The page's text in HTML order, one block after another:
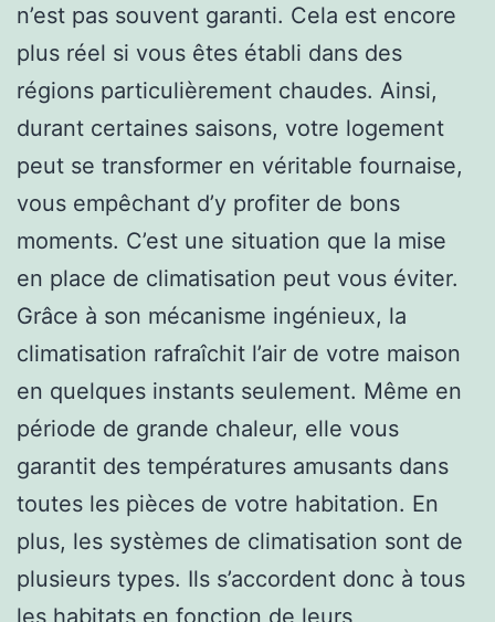
n’est pas souvent garanti. Cela est encore
plus réel si vous êtes établi dans des
régions particulièrement chaudes. Ainsi,
durant certaines saisons, votre logement
peut se transformer en véritable fournaise,
vous empêchant d’y profiter de bons
moments. C’est une situation que la mise
en place de climatisation peut vous éviter.
Grâce à son mécanisme ingénieux, la
climatisation rafraîchit l’air de votre maison
en quelques instants seulement. Même en
période de grande chaleur, elle vous
garantit des températures amusants dans
toutes les pièces de votre habitation. En
plus, les systèmes de climatisation sont de
plusieurs types. Ils s’accordent donc à tous
les habitats en fonction de leurs